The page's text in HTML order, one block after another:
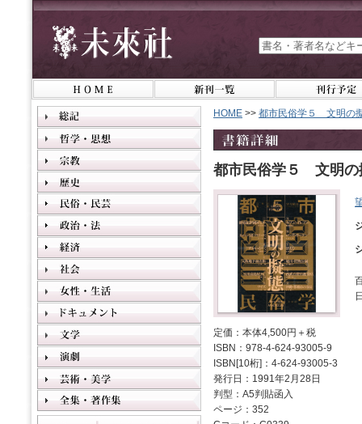
HOME >> 都市民俗学５ 文明の
都市民俗学５ 文明の
定価：本体4,500円＋税
ISBN：978-4-624-93005-9
ISBN[10桁]：4-624-93005-3
発行日：1991年2月28日
判型：A5判貼函入
ページ：352